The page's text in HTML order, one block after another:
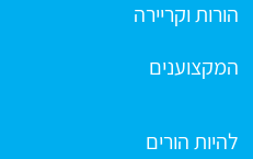
הורות וקריירה
המקצוענים
להיות הורים